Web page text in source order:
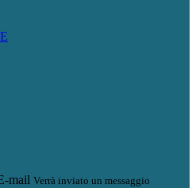
mail Verrà inviato un messaggio